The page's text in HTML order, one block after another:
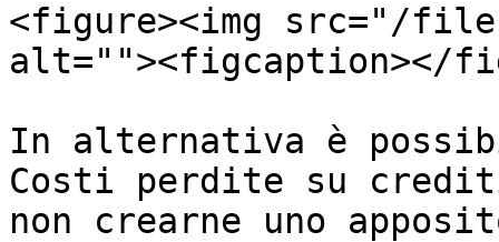
<figure><img src="/files/
alt=""><figcaption></
In alternativa è
Costi perdite su
non crearne uno